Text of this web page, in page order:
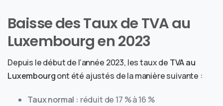
Baisse des Taux de TVA au
Luxembourg en 2023
Depuis le début de l’année 2023, les taux de TVA au
Luxembourgont été ajustés de la manière suivante :
Taux normal : réduit de 17 % à 16 %